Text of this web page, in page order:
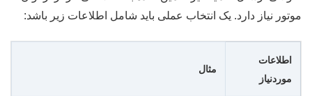
موتور نیاز دارد. یک انتخاب عملی باید شامل اطلاعات زیر باشد:
اطلاعات
موردنیاز
مثال